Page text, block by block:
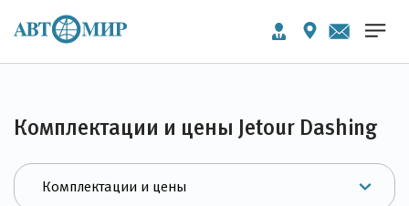
Комплектации и цены Jetour Dashing